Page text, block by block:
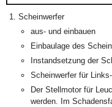
Scheinwerfer
aus- und einbauen
Einbaulage des
Instandsetzung der
Scheinwerfer für
Der Stellmotor für
werden. Im